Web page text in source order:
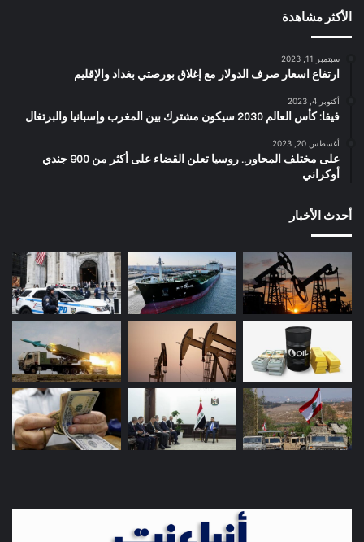
الأكثر مشاهدة
سبتمبر 11, 2023
ارتفاع اسعار صرف الدولار مع إغلاق بورصتي بغداد والإقليم
أكتوبر 4, 2023
فيفا: كأس العالم 2030 سيكون مشترك بين المغرب وإسبانيا والبرتغال
أغسطس 20, 2023
على مختلف المحاور.. روسيا تعلن القضاء على أكثر من 900 جندي
أوكراني
أحدث الأخبار